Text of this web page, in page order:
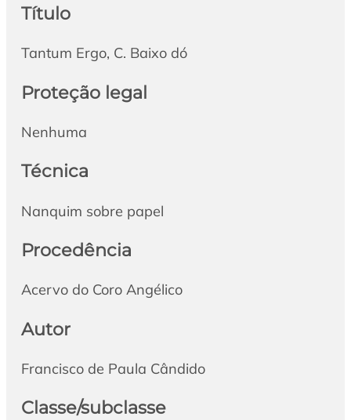
Título
Tantum Ergo, C. Baixo dó
Proteção legal
Nenhuma
Técnica
Nanquim sobre papel
Procedência
Acervo do Coro Angélico
Autor
Francisco de Paula Cândido
Classe/subclasse